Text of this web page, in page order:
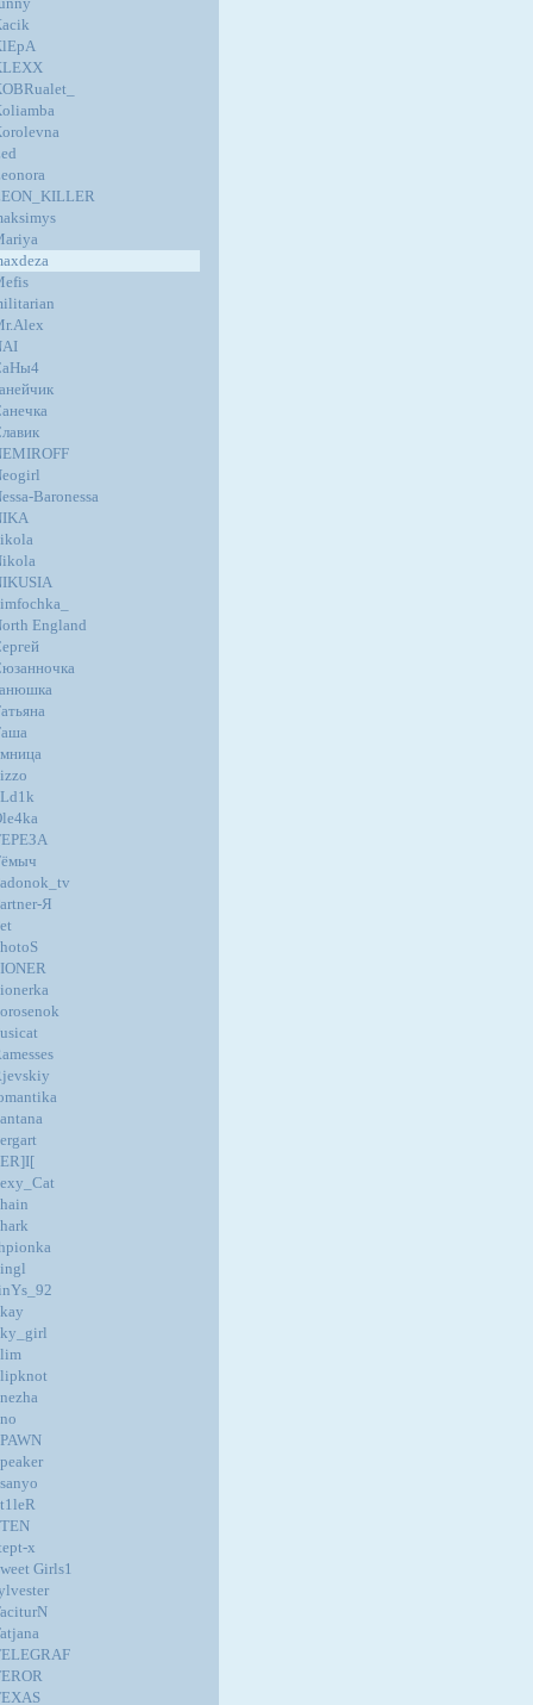
Baronessa
England
Я
x
Girls1